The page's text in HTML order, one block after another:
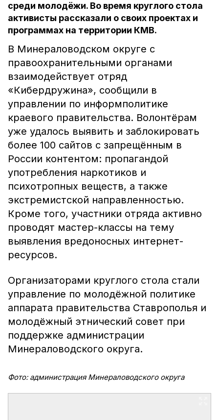
среди молодёжи. Во время круглого стола
активисты рассказали о своих проектах и
программах на территории КМВ.
В Минераловодском округе с
правоохранительными органами
взаимодействует отряд
«Кибердружина», сообщили в
управлении по информполитике
краевого правительства. Волонтёрам
уже удалось выявить и заблокировать
более 100 сайтов с запрещённым в
России контентом: пропагандой
употребления наркотиков и
психотропных веществ, а также
экстремистской направленностью.
Кроме того, участники отряда активно
проводят мастер-классы на тему
выявления вредоносных интернет-
ресурсов.
Организаторами круглого стола стали
управление по молодёжной политике
аппарата правительства Ставрополья и
молодёжный этнический совет при
поддержке администрации
Минераловодского округа.
Фото: администрация Минераловодского округа